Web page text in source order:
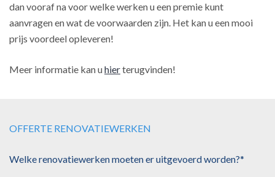
dan vooraf na voor welke werken u een premie kunt
aanvragen en wat de voorwaarden zijn. Het kan u een mooi
prijs voordeel opleveren!
Meer informatie kan uhierterugvinden!
OFFERTE RENOVATIEWERKEN
Welke renovatiewerken moeten er uitgevoerd worden?*